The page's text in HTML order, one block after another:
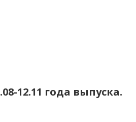
12.11 года выпуска.